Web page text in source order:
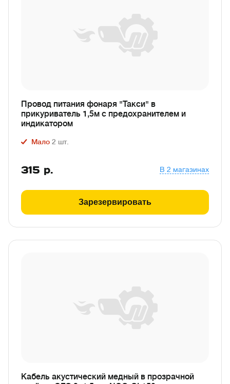
Провод питания фонаря "Такси" в
прикуриватель 1,5м с предохранителем и
индикатором
Мало 2 шт.
315 р. В 2 магазинах
Зарезервировать
Кабель акустический медный в прозрачной